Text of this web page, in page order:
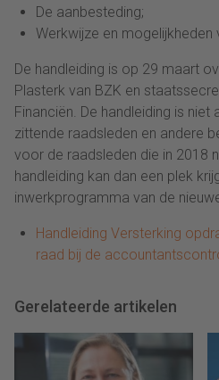
De aanbesteding;
Werkwijze en mogelijkheden
De handleiding is op 29 maart
Plasterk van BZK en
Financiën. De handleiding is
zittende raadsleden en andere
voor de raadsleden die in 2018
handleiding kan dan een plek
inwerkprogramma van de
Handleiding Versterking
raad bij de
Gerelateerde artikelen